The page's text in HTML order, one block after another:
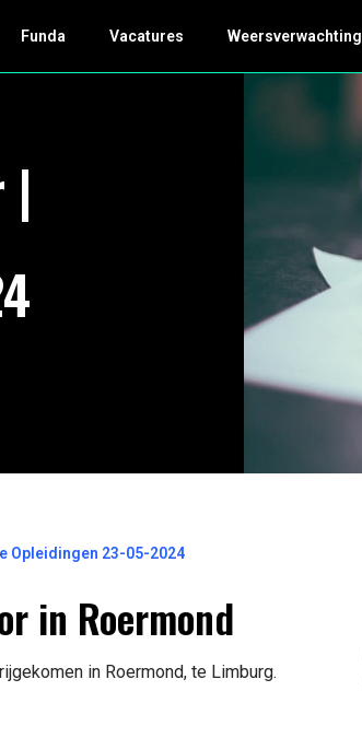
Funda Vacatures Weersverwachting
|
Opleidingen 23-05-2024
in Roermond
in Roermond, te Limburg.